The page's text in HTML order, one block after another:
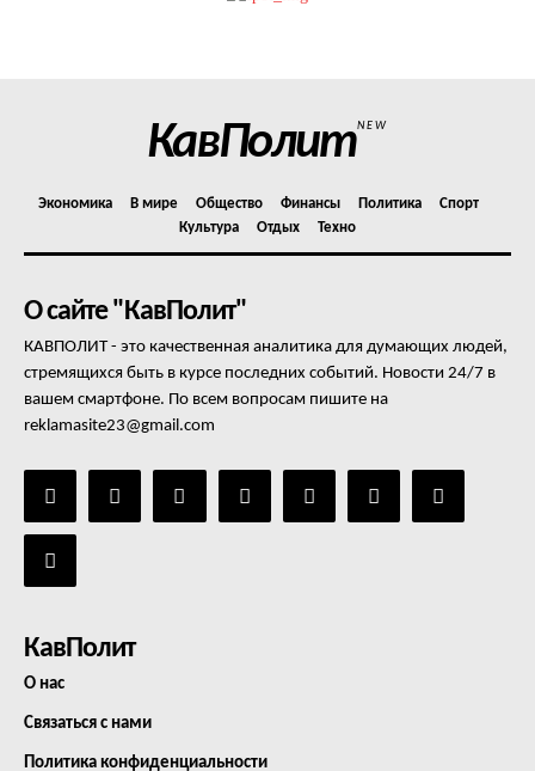
КавПолитNEW
Экономика В мире Общество Финансы Политика
Спорт
Культура
Отдых Техно
О сайте "КавПолит"
КАВПОЛИТ - это качественная аналитика для думающих людей,
стремящихся быть в курсе последних событий. Новости 24/7 в
вашем смартфоне. По всем вопросам пишите на
reklamasite23@gmail.com
КавПолит
О нас
Связаться с нами
Политика конфиденциальности